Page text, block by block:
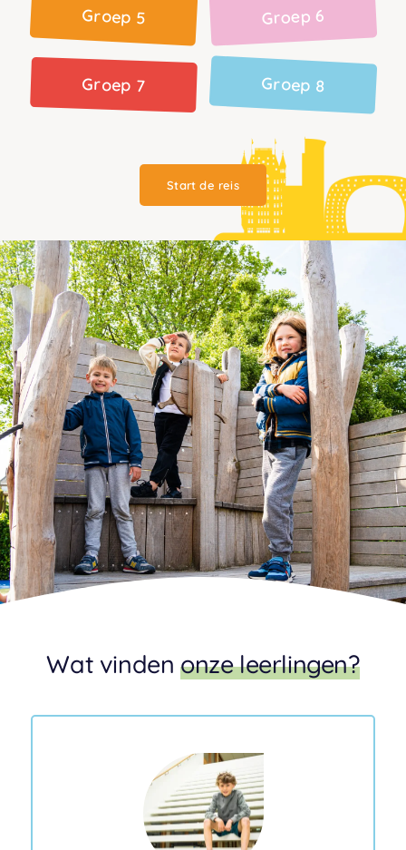
Groep 5 Groep 6
Groep 7 Groep 8
Start de reis
Wat vinden onze leerlingen?